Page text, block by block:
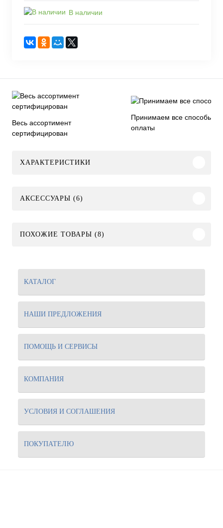
В наличии
Весь ассортимент
сертифицирован
Принимаем все способы
оплаты
ХАРАКТЕРИСТИКИ
АКСЕССУАРЫ (6)
ПОХОЖИЕ ТОВАРЫ (8)
КАТАЛОГ
НАШИ ПРЕДЛОЖЕНИЯ
ПОМОЩЬ И СЕРВИСЫ
КОМПАНИЯ
УСЛОВИЯ И СОГЛАШЕНИЯ
ПОКУПАТЕЛЮ